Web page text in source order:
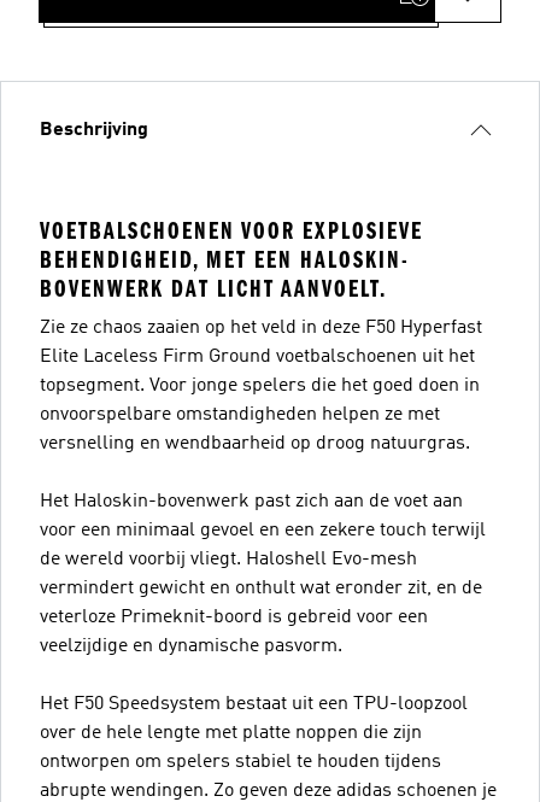
Beschrijving
VOETBALSCHOENEN VOOR EXPLOSIEVE
BEHENDIGHEID, MET EEN HALOSKIN-
BOVENWERK DAT LICHT AANVOELT.
Zie ze chaos zaaien op het veld in deze F50 Hyperfast
Elite Laceless Firm Ground voetbalschoenen uit het
topsegment. Voor jonge spelers die het goed doen in
onvoorspelbare omstandigheden helpen ze met
versnelling en wendbaarheid op droog natuurgras.
Het Haloskin-bovenwerk past zich aan de voet aan
voor een minimaal gevoel en een zekere touch terwijl
de wereld voorbij vliegt. Haloshell Evo-mesh
vermindert gewicht en onthult wat eronder zit, en de
veterloze Primeknit-boord is gebreid voor een
veelzijdige en dynamische pasvorm.
Het F50 Speedsystem bestaat uit een TPU-loopzool
over de hele lengte met platte noppen die zijn
ontworpen om spelers stabiel te houden tijdens
abrupte wendingen. Zo geven deze adidas schoenen je